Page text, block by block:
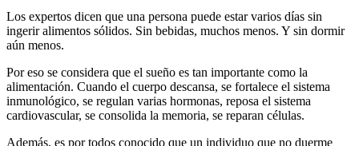
Los expertos dicen que una persona puede estar varios días sin
ingerir alimentos sólidos. Sin bebidas, muchos menos. Y sin dormir
aún menos.
Por eso se considera que el sueño es tan importante como la
alimentación. Cuando el cuerpo descansa, se fortalece el sistema
inmunológico, se regulan varias hormonas, reposa el sistema
cardiovascular, se consolida la memoria, se reparan células.
Además, es por todos conocido que un individuo que no duerme